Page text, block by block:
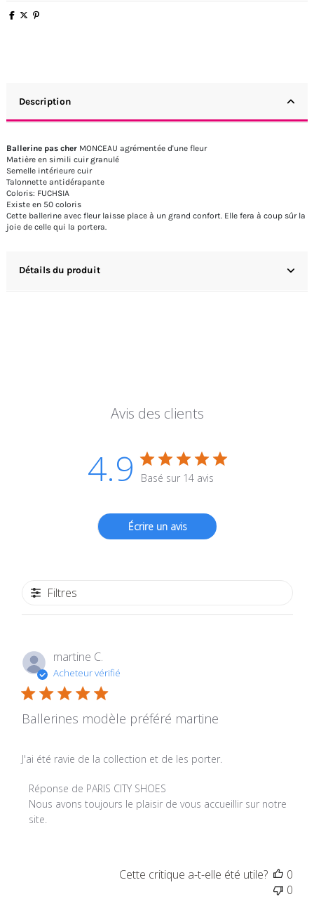
Description
Ballerine pas cher MONCEAU agrémentée d'une fleur
Matière en simili cuir granulé
Semelle intérieure cuir
Talonnette antidérapante
Coloris: FUCHSIA
Existe en 50 coloris
Cette ballerine avec fleur laisse place à un grand confort. Elle fera à coup sûr la
joie de celle qui la portera.
Détails du produit
Avis des clients
4.9 Basé sur 14 avis
Écrire un avis
Filtres
martine C.
Acheteur vérifié
Ballerines modèle préféré martine
J'ai été ravie de la collection et de les porter.
Commentaires du propriétaire du magasin sur l'examen
Réponse de PARIS CITY SHOES
Nous avons toujours le plaisir de vous accueillir sur notre
site.
Cette critique a-t-elle été utile?
0
0